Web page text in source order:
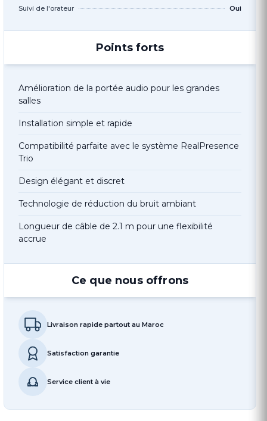
Suivi de l'orateur Oui
Points forts
Amélioration de la portée audio pour les grandes
salles
Installation simple et rapide
Compatibilité parfaite avec le système RealPresence
Trio
Design élégant et discret
Technologie de réduction du bruit ambiant
Longueur de câble de 2.1 m pour une flexibilité
accrue
Ce que nous offrons
Livraison rapide partout au Maroc
Satisfaction garantie
Service client à vie